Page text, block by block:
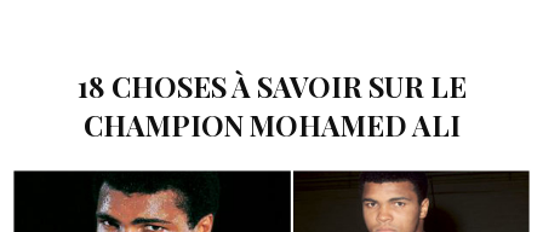
18 CHOSES À SAVOIR SUR LE
CHAMPION MOHAMED ALI